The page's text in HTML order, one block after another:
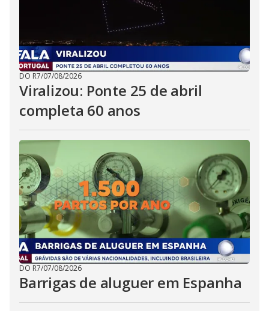
DO R7/07/08/2026
Viralizou: Ponte 25 de abril
completa 60 anos
DO R7/07/08/2026
Barrigas de aluguer em Espanha